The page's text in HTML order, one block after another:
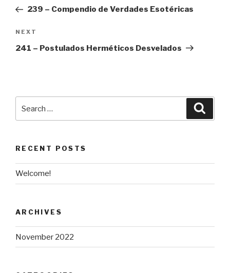
Post239 – Compendio de Verdades Esotéricas
Next
Post
NEXT
241 – Postulados Herméticos Desvelados
for:
RECENT POSTS
Welcome!
ARCHIVES
November 2022